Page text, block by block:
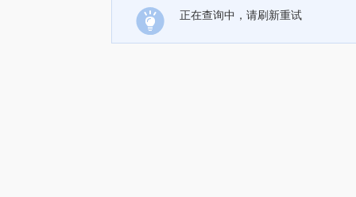
正在查询中，请刷新重试